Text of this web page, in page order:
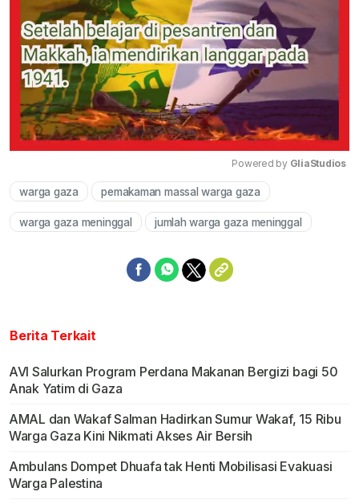
Powered by GliaStudios
warga gaza pemakaman massal warga gaza
warga gaza meninggal jumlah warga gaza meninggal
Berita Terkait
AVI Salurkan Program Perdana Makanan Bergizi bagi 50
Anak Yatim di Gaza
AMAL dan Wakaf Salman Hadirkan Sumur Wakaf, 15 Ribu
Warga Gaza Kini Nikmati Akses Air Bersih
Ambulans Dompet Dhuafa tak Henti Mobilisasi Evakuasi
Warga Palestina